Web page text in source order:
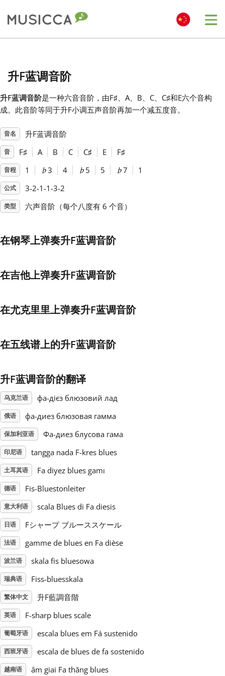
Български
Dansk
Deutsch
Español
Français
한국어
हिन्दी
Italiano
日本語
Português
Русский
Svenska
Українська
简体中文
升F蓝调音阶
升F蓝调音阶是一种六音音阶，由F♯、A、B、C、C♯和E六个音构
成。此音阶等同于升F小调五声音阶再加一个减五度音。
音名 升F蓝调音阶
音 F♯ A B C C♯ E F♯
音程 1 ♭3 4 ♭ 5 5 ♭7 1
公式 3-2-1-1-3-2
类型 六声音阶（每个八度有 6 个音）
在钢琴上弹奏升F蓝调音阶
在吉他上弹奏升F蓝调音阶
在尤克里里上弹奏升F蓝调音阶
在五线谱上的升F蓝调音阶
升F蓝调音阶的翻译
乌克兰语 фа-дієз блюзовий лад
俄语 фа-диез блюзовая гамма
保加利亚语 Фа-диез блусова гама
印尼语 tangga nada F-kres blues
土耳其语 Fa diyez blues gamı
德语 Fis-Bluestonleiter
意大利语 scala Blues di Fa diesis
日语 Fシャープ ブルーススケール
法语 gamme de blues en Fa dièse
波兰语 skala fis bluesowa
瑞典语 Fiss-bluesskala
繁体中文 升F藍調音階
英语 F-sharp blues scale
葡萄牙语 escala blues em Fá sustenido
西班牙语 escala de blues de fa sostenido
越南语 âm giai Fa thăng blues